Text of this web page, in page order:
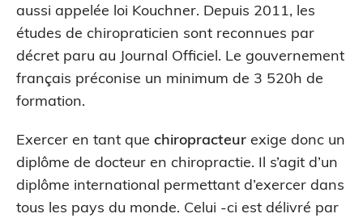
aussi appelée loi Kouchner. Depuis 2011, les
études de chiropraticien sont reconnues par
décret paru au Journal Officiel. Le gouvernement
français préconise un minimum de 3 520h de
formation.
Exercer en tant que chiropracteur exige donc un
diplôme de docteur en chiropractie. Il s’agit d’un
diplôme international permettant d’exercer dans
tous les pays du monde. Celui -ci est délivré par